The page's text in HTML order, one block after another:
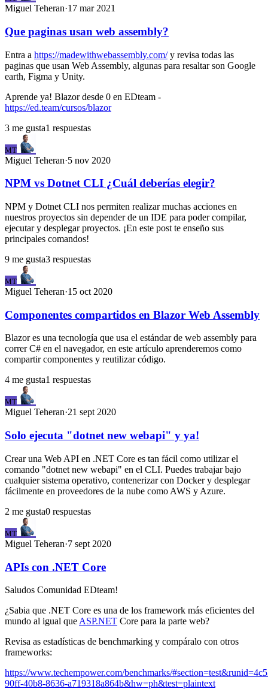
Miguel Teheran·17 mar 2021
Que paginas usan web assembly?
Entra a https://madewithwebassembly.com/y revisa todas las
paginas que usan Web Assembly, algunas para resaltar son Google
earth, Figma y Unity.
Aprende ya! Blazor desde 0 en EDteam -
https://ed.team/cursos/blazor
3 me gusta1 respuestas
MT
Miguel Teheran·5 nov 2020
NPM vs Dotnet CLI ¿Cuál deberías elegir?
NPM y Dotnet CLI nos permiten realizar muchas acciones en
nuestros proyectos sin depender de un IDE para poder compilar,
ejecutar y desplegar proyectos. ¡En este post te enseño sus
principales comandos!
9 me gusta3 respuestas
MT
Miguel Teheran·15 oct 2020
Componentes compartidos en Blazor Web Assembly
Blazor es una tecnología que usa el estándar de web assembly para
correr C# en el navegador, en este artículo aprenderemos como
compartir componentes y reutilizar código.
4 me gusta1 respuestas
MT
Miguel Teheran·21 sept 2020
Solo ejecuta "dotnet new webapi" y ya!
Crear una Web API en .NET Core es tan fácil como utilizar el
comando "dotnet new webapi" en el CLI. Puedes trabajar bajo
cualquier sistema operativo, contenerizar con Docker y desplegar
fácilmente en proveedores de la nube como AWS y Azure.
2 me gusta0 respuestas
MT
Miguel Teheran·7 sept 2020
APIs con .NET Core
Saludos Comunidad EDteam!
¿Sabia que .NET Core es una de los framework más eficientes del
mundo al igual que ASP.NET Core para la parte web?
Revisa as estadísticas de benchmarking y compáralo con otros
frameworks:
https://www.techempower.com/benchmarks/
90ff-40b8-8636-a719318a864b&hw=ph&test=plaintext